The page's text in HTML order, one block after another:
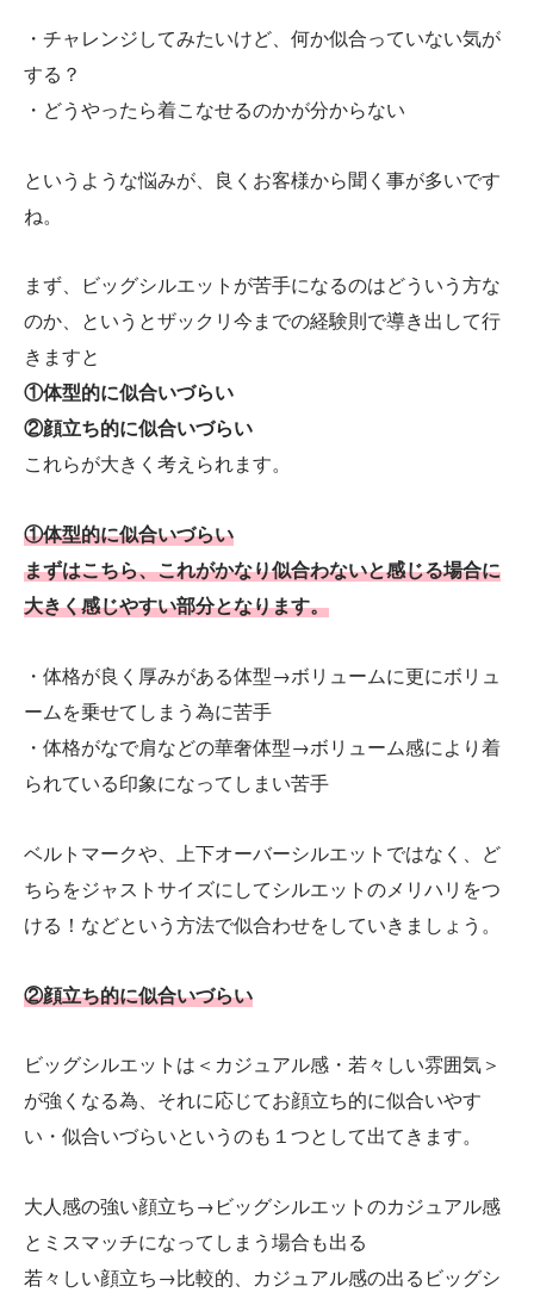
・チャレンジしてみたいけど、何か似合っていない気が
する？
・どうやったら着こなせるのかが分からない
というような悩みが、良くお客様から聞く事が多いです
ね。
まず、ビッグシルエットが苦手になるのはどういう方な
のか、というとザックリ今までの経験則で導き出して行
きますと
①体型的に似合いづらい
②顔立ち的に似合いづらい
これらが大きく考えられます。
①体型的に似合いづらい
まずはこちら、これがかなり似合わないと感じる場合に
大きく感じやすい部分となります。
・体格が良く厚みがある体型→ボリュームに更にボリュ
ームを乗せてしまう為に苦手
・体格がなで肩などの華奢体型→ボリューム感により着
られている印象になってしまい苦手
ベルトマークや、上下オーバーシルエットではなく、ど
ちらをジャストサイズにしてシルエットのメリハリをつ
ける！などという方法で似合わせをしていきましょう。
②顔立ち的に似合いづらい
ビッグシルエットは＜カジュアル感・若々しい雰囲気＞
が強くなる為、それに応じてお顔立ち的に似合いやす
い・似合いづらいというのも１つとして出てきます。
大人感の強い顔立ち→ビッグシルエットのカジュアル感
とミスマッチになってしまう場合も出る
若々しい顔立ち→比較的、カジュアル感の出るビッグシ